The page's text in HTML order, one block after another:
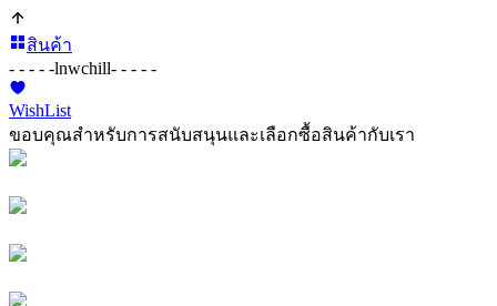
สินค้า
- - - - -lnwchill- - - - -
WishList
ขอบคุณสำหรับการสนับสนุนและเลือกซื้อสินค้ากับเรา